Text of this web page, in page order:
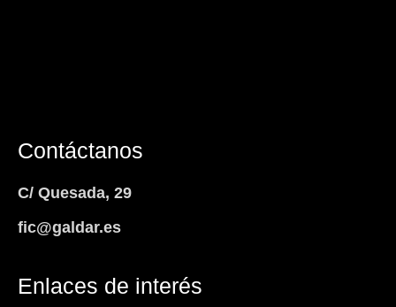
Contáctanos
C/ Quesada, 29
fic@galdar.es
Enlaces de interés